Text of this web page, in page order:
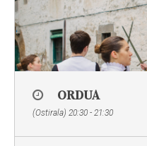
ORDUA
(Ostirala) 20:30 - 21:30